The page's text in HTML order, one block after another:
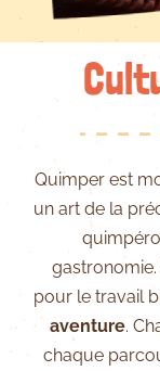
Quimper est
un art de la
pour le travail
aventure.
chaque